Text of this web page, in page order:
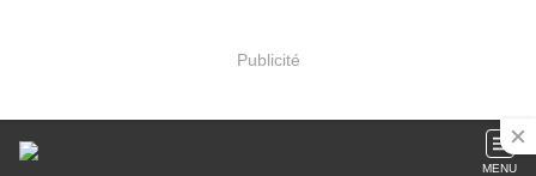
Publicité
MENU